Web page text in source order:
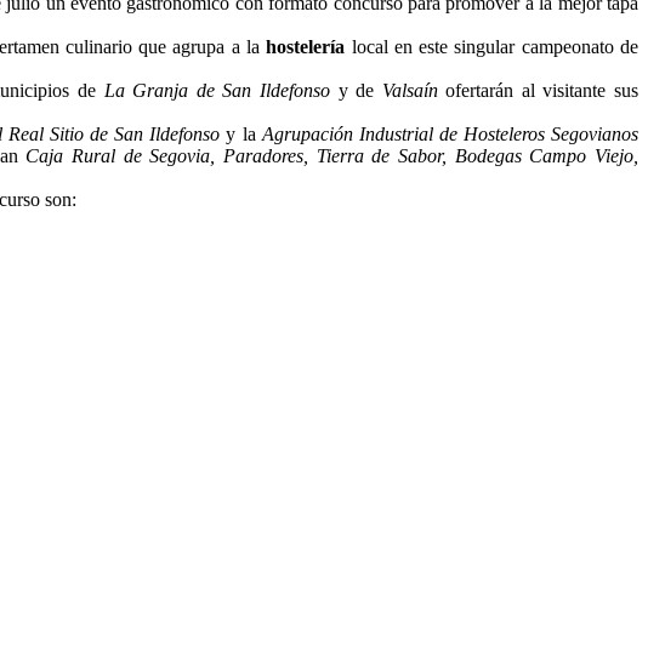
culinario que agrupa a lahostelería local en este singular campeonato de
de La Granja de San Ildefonso y de Valsaínofertarán al visitante sus
Real Sitio de San Ildefonso y la Agrupación Industrial de Hosteleros Segovianos
Caja Rural de Segovia, Paradores, Tierra de Sabor, Bodegas Campo Viejo,
son: